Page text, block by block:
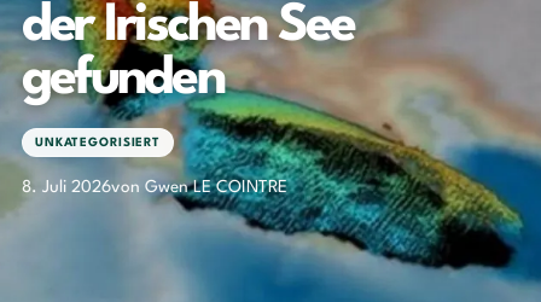
der Irischen See
gefunden
UNKATEGORISIERT
8. Juli 2026von Gwen LE COINTRE